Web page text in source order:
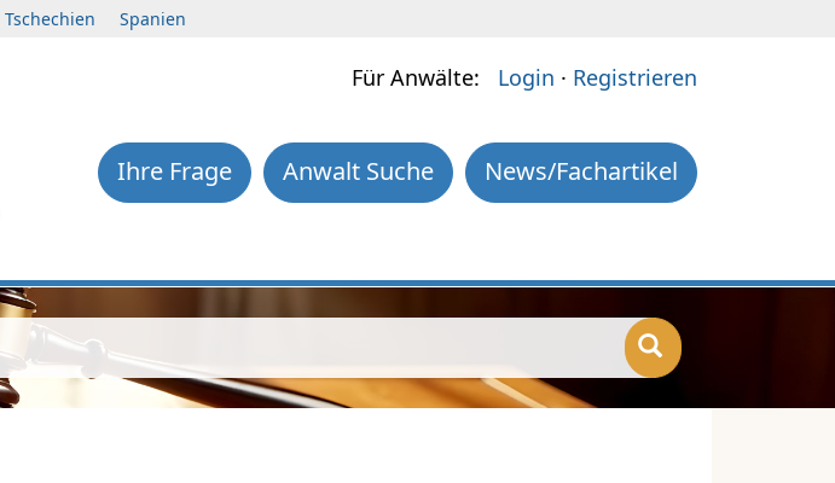
Tschechien Spanien
Für Anwälte: Login · Registrieren
News/Fachartikel
Anwalt Suche
Ihre Frage